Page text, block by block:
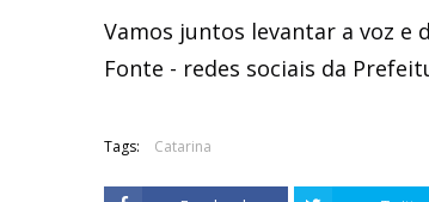
Vamos juntos levantar a voz e
Fonte - redes sociais da
Tags: Catarina